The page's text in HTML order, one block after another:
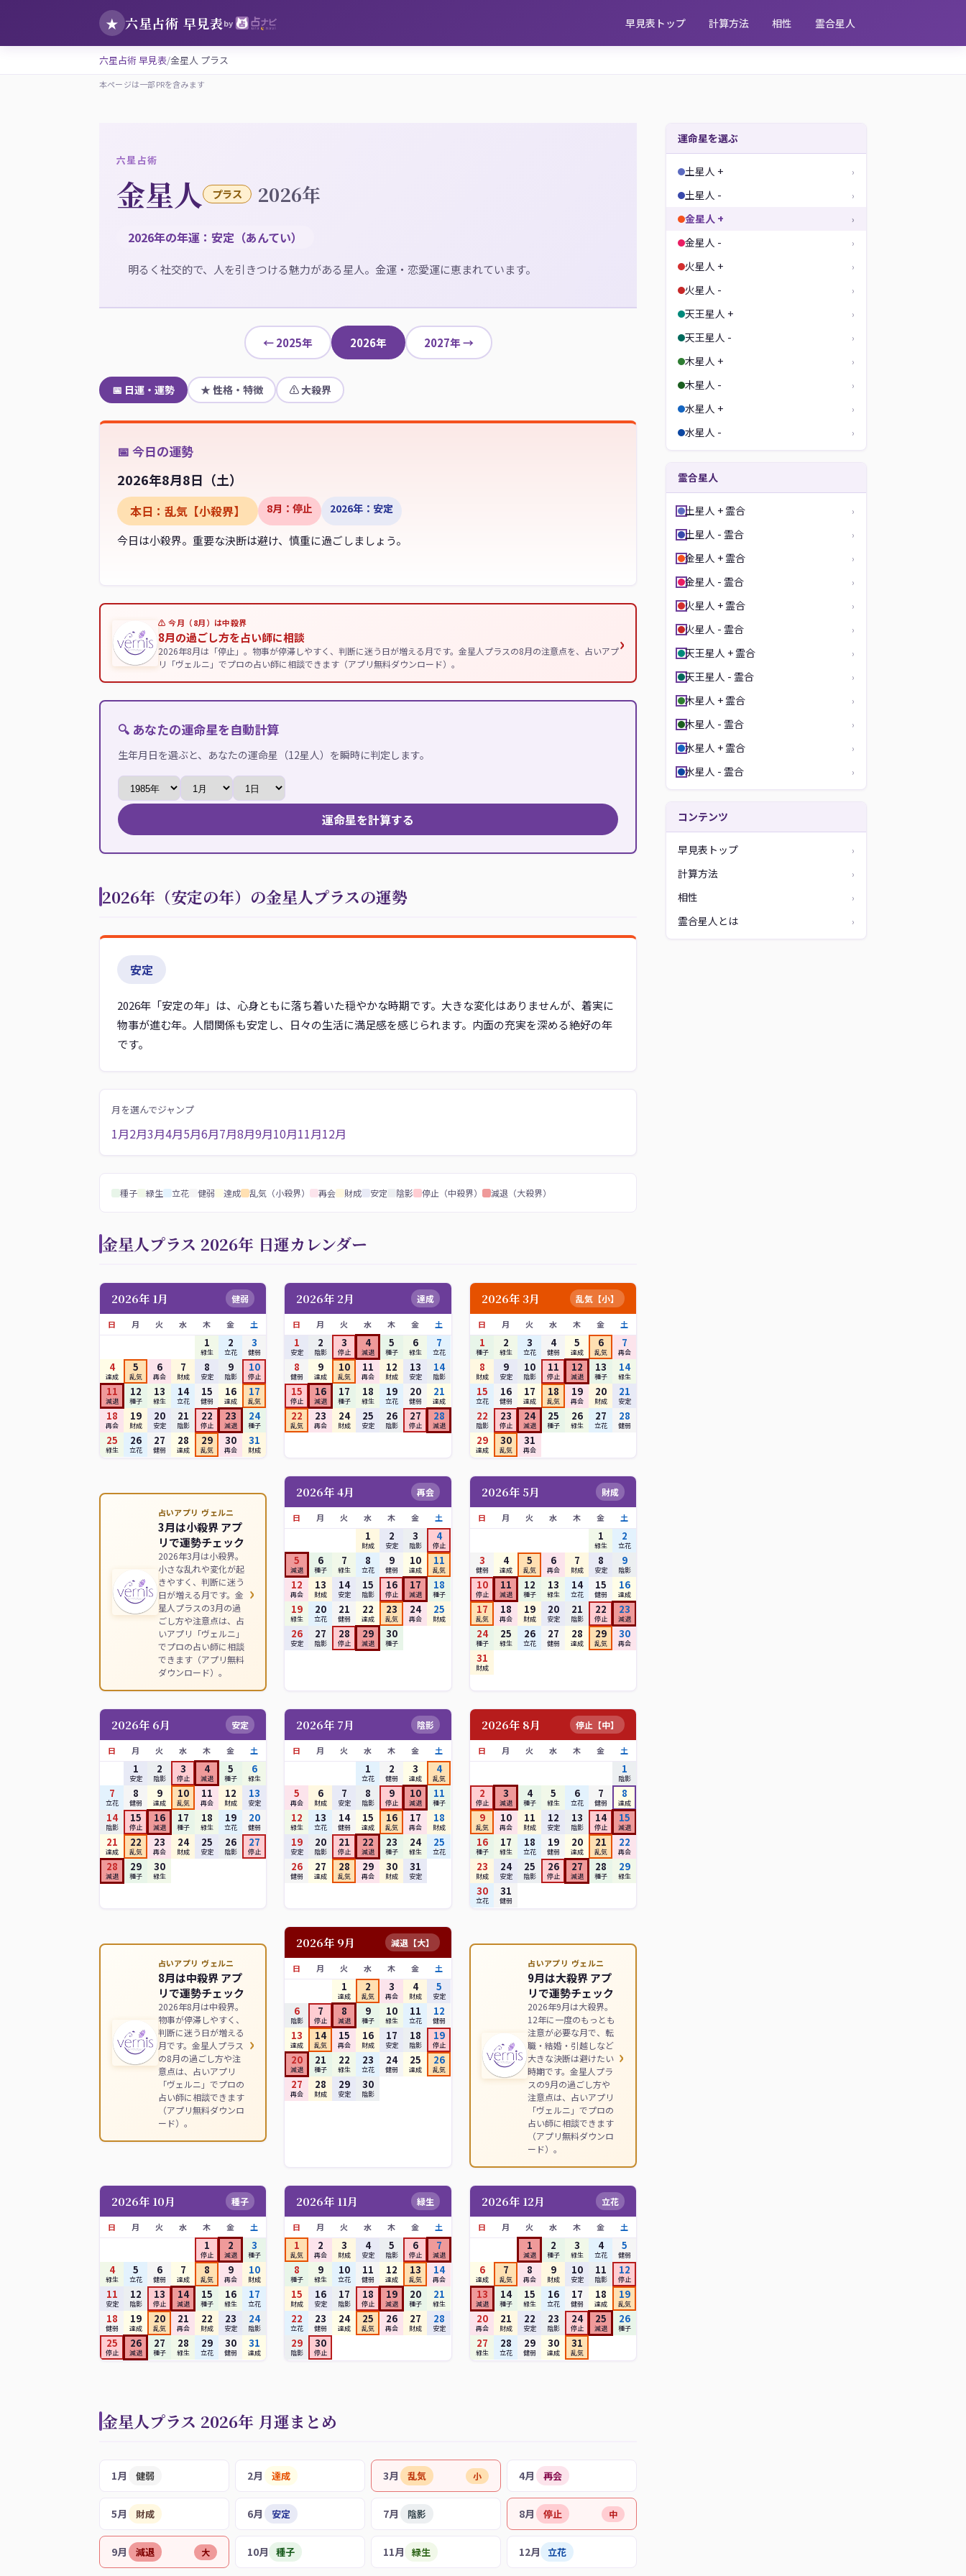
★ 六星占術 早見表by 早見表トップ 計算方法 相性 霊合星人
六星占術 早見表 金星人 プラス
本ページは一部PRを含みます
六星占術
金星人 プラス 2026年
2026年の年運：安定（あんてい）
明るく社交的で、人を引きつける魅力がある星人。金運・恋愛運に恵まれています。
← 2025年 2026年 2027年 →
📅 日運・運勢 ★ 性格・特徴 ⚠ 大殺界
📅 今日の運勢
2026年8月8日（土）
本日：乱気【小殺界】 8月：停止 2026年：安定
今日は小殺界。重要な決断は避け、慎重に過ごしましょう。
⚠ 今月（8月）は中殺界
8月の過ごし方を占い師に相談
2026年8月は「停止」。物事が停滞しやすく、判断に迷う日が増える月です。金星人プラスの8月の注意点を、占いアプ
リ「ヴェルニ」でプロの占い師に相談できます（アプリ無料ダウンロード）。
›
🔍 あなたの運命星を自動計算
生年月日を選ぶと、あなたの運命星（12星人）を瞬時に判定します。
運命星を計算する
2026年（安定の年）の金星人プラスの運勢
安定
2026年「安定の年」は、心身ともに落ち着いた穏やかな時期です。大きな変化はありませんが、着実に
物事が進む年。人間関係も安定し、日々の生活に満足感を感じられます。内面の充実を深める絶好の年
です。
月を選んでジャンプ
1月2月3月4月5月6月7月8月9月10月11月12月
種子 緑生 立花 健弱 達成 乱気（小殺界） 再会 財成 安定 陰影 停止（中殺界） 減退（大殺界）
金星人プラス 2026年 日運カレンダー
2026年 1月 健弱
日 月 火 水 木 金 土
1
緑生
2
立花
3
健弱
4
達成
5
乱気
6
再会
7
財成
8
安定
9
陰影
10
停止
11
減退
12
種子
13
緑生
14
立花
15
健弱
16
達成
17
乱気
18
再会
19
財成
20
安定
21
陰影
22
停止
23
減退
24
種子
25
緑生
26
立花
27
健弱
28
達成
29
乱気
30
再会
31
財成
2026年 2月 達成
日 月 火 水 木 金 土
1
安定
2
陰影
3
停止
4
減退
5
種子
6
緑生
7
立花
8
健弱
9
達成
10
乱気
11
再会
12
財成
13
安定
14
陰影
15
停止
16
減退
17
種子
18
緑生
19
立花
20
健弱
21
達成
22
乱気
23
再会
24
財成
25
安定
26
陰影
27
停止
28
減退
2026年 3月 乱気【小】
日 月 火 水 木 金 土
1
種子
2
緑生
3
立花
4
健弱
5
達成
6
乱気
7
再会
8
財成
9
安定
10
陰影
11
停止
12
減退
13
種子
14
緑生
15
立花
16
健弱
17
達成
18
乱気
19
再会
20
財成
21
安定
22
陰影
23
停止
24
減退
25
種子
26
緑生
27
立花
28
健弱
29
達成
30
乱気
31
再会
占いアプリ ヴェルニ
3月は小殺界 アプ
リで運勢チェック
2026年3月は小殺界。
小さな乱れや変化が起
きやすく、判断に迷う
日が増える月です。金
星人プラスの3月の過
ごし方や注意点は、占
いアプリ「ヴェルニ」
でプロの占い師に相談
できます（アプリ無料
ダウンロード）。
›
2026年 4月 再会
日 月 火 水 木 金 土
1
財成
2
安定
3
陰影
4
停止
5
減退
6
種子
7
緑生
8
立花
9
健弱
10
達成
11
乱気
12
再会
13
財成
14
安定
15
陰影
16
停止
17
減退
18
種子
19
緑生
20
立花
21
健弱
22
達成
23
乱気
24
再会
25
財成
26
安定
27
陰影
28
停止
29
減退
30
種子
2026年 5月 財成
日 月 火 水 木 金 土
1
緑生
2
立花
3
健弱
4
達成
5
乱気
6
再会
7
財成
8
安定
9
陰影
10
停止
11
減退
12
種子
13
緑生
14
立花
15
健弱
16
達成
17
乱気
18
再会
19
財成
20
安定
21
陰影
22
停止
23
減退
24
種子
25
緑生
26
立花
27
健弱
28
達成
29
乱気
30
再会
31
財成
2026年 6月 安定
日 月 火 水 木 金 土
1
安定
2
陰影
3
停止
4
減退
5
種子
6
緑生
7
立花
8
健弱
9
達成
10
乱気
11
再会
12
財成
13
安定
14
陰影
15
停止
16
減退
17
種子
18
緑生
19
立花
20
健弱
21
達成
22
乱気
23
再会
24
財成
25
安定
26
陰影
27
停止
28
減退
29
種子
30
緑生
2026年 7月 陰影
日 月 火 水 木 金 土
1
立花
2
健弱
3
達成
4
乱気
5
再会
6
財成
7
安定
8
陰影
9
停止
10
減退
11
種子
12
緑生
13
立花
14
健弱
15
達成
16
乱気
17
再会
18
財成
19
安定
20
陰影
21
停止
22
減退
23
種子
24
緑生
25
立花
26
健弱
27
達成
28
乱気
29
再会
30
財成
31
安定
2026年 8月 停止【中】
日 月 火 水 木 金 土
1
陰影
2
停止
3
減退
4
種子
5
緑生
6
立花
7
健弱
8
達成
9
乱気
10
再会
11
財成
12
安定
13
陰影
14
停止
15
減退
16
種子
17
緑生
18
立花
19
健弱
20
達成
21
乱気
22
再会
23
財成
24
安定
25
陰影
26
停止
27
減退
28
種子
29
緑生
30
立花
31
健弱
占いアプリ ヴェルニ
8月は中殺界 アプ
リで運勢チェック
2026年8月は中殺界。
物事が停滞しやすく、
判断に迷う日が増える
月です。金星人プラス
の8月の過ごし方や注
意点は、占いアプリ
「ヴェルニ」でプロの
占い師に相談できます
（アプリ無料ダウンロ
ード）。
›
2026年 9月 減退【大】
日 月 火 水 木 金 土
1
達成
2
乱気
3
再会
4
財成
5
安定
6
陰影
7
停止
8
減退
9
種子
10
緑生
11
立花
12
健弱
13
達成
14
乱気
15
再会
16
財成
17
安定
18
陰影
19
停止
20
減退
21
種子
22
緑生
23
立花
24
健弱
25
達成
26
乱気
27
再会
28
財成
29
安定
30
陰影
占いアプリ ヴェルニ
9月は大殺界 アプ
リで運勢チェック
2026年9月は大殺界。
12年に一度のもっとも
注意が必要な月で、転
職・結婚・引越しなど
大きな決断は避けたい
時期です。金星人プラ
スの9月の過ごし方や
注意点は、占いアプリ
「ヴェルニ」でプロの
占い師に相談できます
（アプリ無料ダウンロ
ード）。
›
2026年 10月 種子
日 月 火 水 木 金 土
1
停止
2
減退
3
種子
4
緑生
5
立花
6
健弱
7
達成
8
乱気
9
再会
10
財成
11
安定
12
陰影
13
停止
14
減退
15
種子
16
緑生
17
立花
18
健弱
19
達成
20
乱気
21
再会
22
財成
23
安定
24
陰影
25
停止
26
減退
27
種子
28
緑生
29
立花
30
健弱
31
達成
2026年 11月 緑生
日 月 火 水 木 金 土
1
乱気
2
再会
3
財成
4
安定
5
陰影
6
停止
7
減退
8
種子
9
緑生
10
立花
11
健弱
12
達成
13
乱気
14
再会
15
財成
16
安定
17
陰影
18
停止
19
減退
20
種子
21
緑生
22
立花
23
健弱
24
達成
25
乱気
26
再会
27
財成
28
安定
29
陰影
30
停止
2026年 12月 立花
日 月 火 水 木 金 土
1
減退
2
種子
3
緑生
4
立花
5
健弱
6
達成
7
乱気
8
再会
9
財成
10
安定
11
陰影
12
停止
13
減退
14
種子
15
緑生
16
立花
17
健弱
18
達成
19
乱気
20
再会
21
財成
22
安定
23
陰影
24
停止
25
減退
26
種子
27
緑生
28
立花
29
健弱
30
達成
31
乱気
金星人プラス 2026年 月運まとめ
1月 健弱 2月 達成 3月 乱気 小 4月 再会
5月 財成 6月 安定 7月 陰影 8月 停止 中
9月 減退 大 10月 種子 11月 緑生 12月 立花
運命星を選ぶ
土星人 + ›
土星人 - ›
金星人 + ›
金星人 - ›
火星人 + ›
火星人 - ›
天王星人 + ›
天王星人 - ›
木星人 + ›
木星人 - ›
水星人 + ›
水星人 - ›
霊合星人
土星人 + 霊合 ›
土星人 - 霊合 ›
金星人 + 霊合 ›
金星人 - 霊合 ›
火星人 + 霊合 ›
火星人 - 霊合 ›
天王星人 + 霊合 ›
天王星人 - 霊合 ›
木星人 + 霊合 ›
木星人 - 霊合 ›
水星人 + 霊合 ›
水星人 - 霊合 ›
コンテンツ
早見表トップ ›
計算方法 ›
相性 ›
霊合星人とは ›